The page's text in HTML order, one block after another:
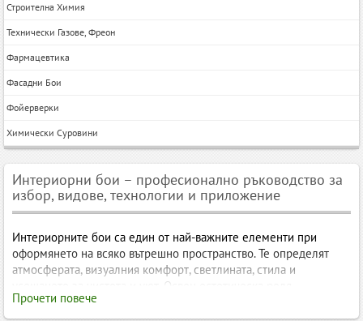
Строителна Химия
Технически Газове, Фреон
Фармацевтика
Фасадни Бои
Фойерверки
Химически Суровини
Интериорни бои – професионално ръководство за
избор, видове, технологии и приложение
Интериорните бои са един от най-важните елементи при
оформянето на всяко вътрешно пространство. Те определят
атмосферата, визуалния комфорт, светлината, стила и
усещането за чистота и уют. Освен естетическа роля,
съвременните интериорни бои предлагат и функционални
Прочети повече